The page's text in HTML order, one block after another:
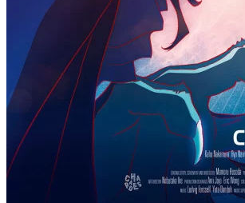
8 серия
03 . 08
реинкарнированный тяжёлый рыцарь не
1 сезон
3 серия
23 . 07
аниме сериал Прошло десять лет с момента,
как я сказал
1 сезон
3 серия
23 . 07
аниме сериал
Призрак в доспехах
1 сезон
3 серия
22 . 07
Опасность в моём сердце